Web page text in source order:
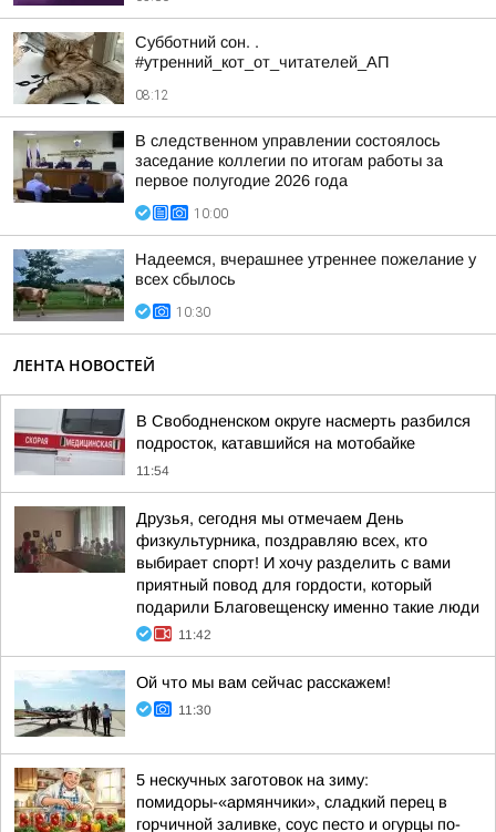
Субботний сон. .
#утренний_кот_от_читателей_АП
08:12
В следственном управлении состоялось
заседание коллегии по итогам работы за
первое полугодие 2026 года
10:00
Надеемся, вчерашнее утреннее пожелание у
всех сбылось
10:30
ЛЕНТА НОВОСТЕЙ
В Свободненском округе насмерть разбился
подросток, катавшийся на мотобайке
11:54
Друзья, сегодня мы отмечаем День
физкультурника, поздравляю всех, кто
выбирает спорт! И хочу разделить с вами
приятный повод для гордости, который
подарили Благовещенску именно такие люди
11:42
Ой что мы вам сейчас расскажем!
11:30
5 нескучных заготовок на зиму:
помидоры-«армянчики», сладкий перец в
горчичной заливке, соус песто и огурцы по-